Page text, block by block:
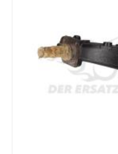
Mitsubishi Ersatzteile
Nissan Ersatzteile